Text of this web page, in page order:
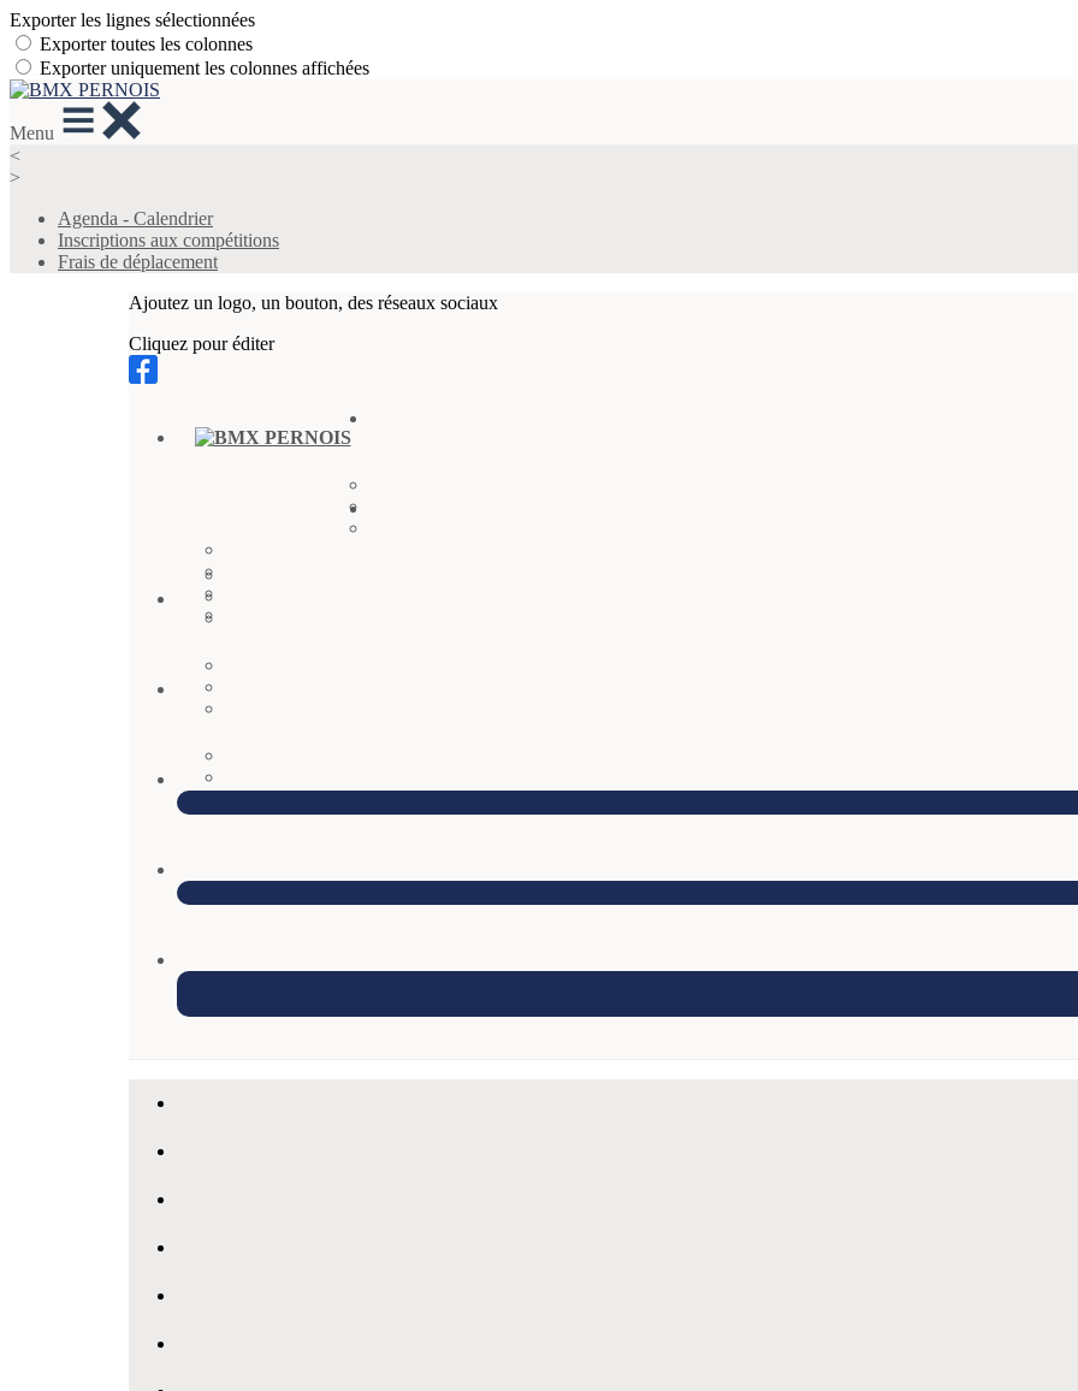
Exporter les lignes sélectionnées
Exporter toutes les colonnes
Exporter uniquement les colonnes affichées
Menu
<
>
Agenda - Calendrier
Inscriptions aux compétitions
Frais de déplacement
Ajoutez un logo, un bouton, des réseaux sociaux
Cliquez pour éditer